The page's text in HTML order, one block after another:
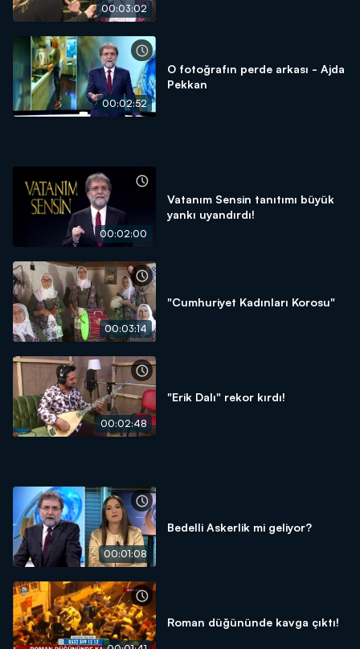
00:03:02
00:02:52
O fotoğrafın perde arkası - Ajda
Pekkan
00:02:00
Vatanım Sensin tanıtımı büyük
yankı uyandırdı!
00:03:14
"Cumhuriyet Kadınları Korosu"
00:02:48
"Erik Dalı" rekor kırdı!
00:01:08
Bedelli Askerlik mi geliyor?
Roman düğününde kavga çıktı!